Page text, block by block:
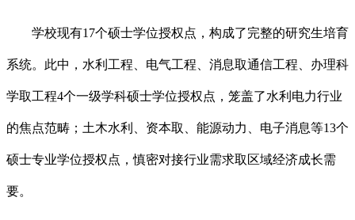
学校现有17个硕士学位授权点，构成了完整的研究生培育
系统。此中，水利工程、电气工程、消息取通信工程、办理科
学取工程4个一级学科硕士学位授权点，笼盖了水利电力行业
的焦点范畴；土木水利、资本取、能源动力、电子消息等13个
硕士专业学位授权点，慎密对接行业需求取区域经济成长需
要。